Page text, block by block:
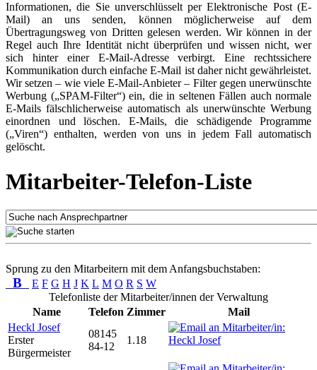
Informationen, die Sie unverschlüsselt per Elektronische Post (E-
Mail) an uns senden, können möglicherweise auf dem
Übertragungsweg von Dritten gelesen werden. Wir können in der
Regel auch Ihre Identität nicht überprüfen und wissen nicht, wer
sich hinter einer E-Mail-Adresse verbirgt. Eine rechtssichere
Kommunikation durch einfache E-Mail ist daher nicht gewährleistet.
Wir setzen – wie viele E-Mail-Anbieter – Filter gegen unerwünschte
Werbung („SPAM-Filter“) ein, die in seltenen Fällen auch normale
E-Mails fälschlicherweise automatisch als unerwünschte Werbung
einordnen und löschen. E-Mails, die schädigende Programme
(„Viren“) enthalten, werden von uns in jedem Fall automatisch
gelöscht.
Mitarbeiter-Telefon-Liste
Sprung zu den Mitarbeitern mit dem Anfangsbuchstaben:
B E F G H J K L M O R S W
Telefonliste der Mitarbeiter/innen der Verwaltung
Name
Telefon Zimmer
Mail
Heckl Josef
Erster
Bürgermeister
08145
84-12
1.18